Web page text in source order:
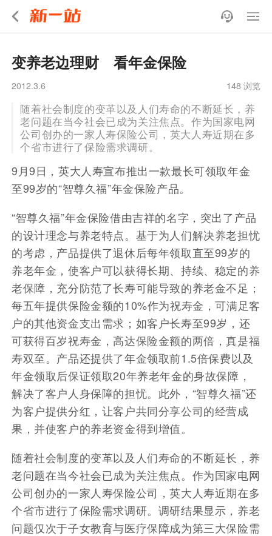
变养老边理财 看年金保险
2012.3.6 148 浏览
随着社会制度的变革以及人们寿命的不断延长，养
老问题在当今社会已成为关注焦点。作为国家电网
公司创办的一家人寿保险公司，英大人寿近期在多
个省市进行了保险需求调研。
9月9日，英大人寿宣布推出一款最长可领取年金
至99岁的“智尊久福”年金保险产品。
“智尊久福”年金保险借由吉祥的名字，突出了产品
的设计理念与养老特点。基于为人们解决养老担忧
的考虑，产品提供了退休后每年领取直至99岁的
养老年金，使客户可以获得长期、持续、稳定的养
老保障，充分防范了长寿可能导致的养老金不足；
每五年提供保险金额的10%作为祝寿金，可满足客
户的其他资金支出需求；如客户长寿至99岁，还
可获得百岁祝寿金，高达保险金额的两倍，真是福
寿双至。产品还提供了年金领取前1.5倍保费以及
年金领取后保证领取20年养老年金的身故保障，
解决了客户人身保障的担忧。此外，“智尊久福”还
为客户提供分红，让客户共同分享公司的经营成
果，并使客户的养老资金得到增值。
随着社会制度的变革以及人们寿命的不断延长，养
老问题在当今社会已成为关注焦点。作为国家电网
公司创办的一家人寿保险公司，英大人寿近期在多
个省市进行了保险需求调研。调研结果显示，养老
问题仅次于子女教育与医疗保障成为第三大保险需